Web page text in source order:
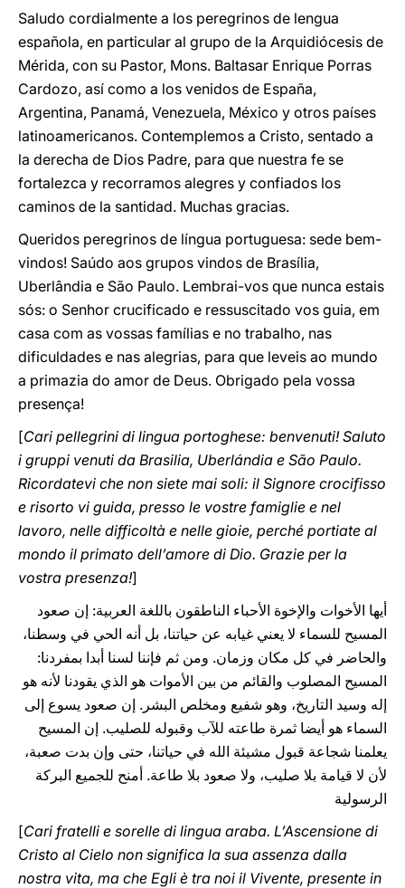
Saludo cordialmente a los peregrinos de lengua
española, en particular al grupo de la Arquidiócesis de
Mérida, con su Pastor, Mons. Baltasar Enrique Porras
Cardozo, así como a los venidos de España,
Argentina, Panamá, Venezuela, México y otros países
latinoamericanos. Contemplemos a Cristo, sentado a
la derecha de Dios Padre, para que nuestra fe se
fortalezca y recorramos alegres y confiados los
caminos de la santidad. Muchas gracias.
Queridos peregrinos de língua portuguesa: sede bem-
vindos! Saúdo aos grupos vindos de Brasília,
Uberlândia e São Paulo. Lembrai-vos que nunca estais
sós: o Senhor crucificado e ressuscitado vos guia, em
casa com as vossas famílias e no trabalho, nas
dificuldades e nas alegrias, para que leveis ao mundo
a primazia do amor de Deus. Obrigado pela vossa
presença!
[Cari pellegrini di lingua portoghese: benvenuti! Saluto
i gruppi venuti da Brasilia, Uberlándia e São Paulo.
Ricordatevi che non siete mai soli: il Signore crocifisso
e risorto vi guida, presso le vostre famiglie e nel
lavoro, nelle difficoltà e nelle gioie, perché portiate al
mondo il primato dell’amore di Dio. Grazie per la
vostra presenza!]
أيها الأخوات والإخوة الأحباء الناطقون باللغة العربية: إن صعود
المسيح للسماء لا يعني غيابه عن حياتنا، بل أنه الحي في وسطنا،
والحاضر في كل مكان وزمان. ومن ثم فإننا لسنا أبدا بمفردنا:
المسيح المصلوب والقائم من بين الأموات هو الذي يقودنا لأنه هو
إله وسيد التاريخ، وهو شفيع ومخلص البشر. إن صعود يسوع إلى
السماء هو أيضا ثمرة طاعته للآب وقبوله للصليب. إن المسيح
يعلمنا شجاعة قبول مشيئة الله في حياتنا، حتى وإن بدت صعبة،
لأن لا قيامة بلا صليب، ولا صعود بلا طاعة. أمنح للجميع البركة
الرسولية
[Cari fratelli e sorelle di lingua araba. L’Ascensione di
Cristo al Cielo non significa la sua assenza dalla
nostra vita, ma che Egli è tra noi il Vivente, presente in